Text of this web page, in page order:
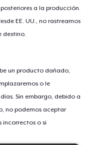
a la producción.
EE. UU., no rastreamos
destino.
un producto dañado,
o le
Sin embargo, debido a
no podemos aceptar
incorrectos o si